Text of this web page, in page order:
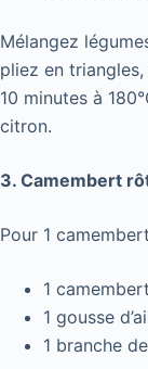
Mélangez
pliez en
10 minutes à
citron.
3. Camembert
Pour 1
1
1 gousse
1 branche